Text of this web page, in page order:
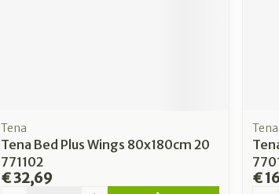
Tena
Tena Bed Plus Wings 80x180cm 20
771102
€ 32,69
Tena
€